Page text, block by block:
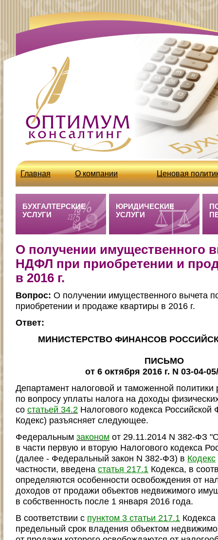
Главная О компании Ценовая
http://optcons.ru/node/63
БУХГАЛТЕРСКИЕ
УСЛУГИ
ЮРИДИЧЕСКИЕ
УСЛУГИ
О получении имущественного
НДФЛ при приобретении и
в 2016 г.
Вопрос: О получении имущественного вычета
приобретении и продаже квартиры в 2016 г.
Ответ:
МИНИСТЕРСТВО ФИНАНСОВ
ПИСЬМО
от 6 октября 2016 г. N 03-04-
Департамент налоговой и таможенной
по вопросу уплаты налога на доходы
со статьей 34.2 Налогового кодекса
Кодекс) разъясняет следующее.
Федеральным законом от 29.11.2014 N 382-ФЗ
в части первую и вторую Налогового кодекса
(далее - Федеральный закон N 382-ФЗ) в Кодекс
частности, введена статья 217.1 Кодекса, в
определяются особенности освобождения от
доходов от продажи объектов недвижимого
в собственность после 1 января 2016 года.
В соответствии с пунктом 3 статьи 217.1
предельный срок владения объектом